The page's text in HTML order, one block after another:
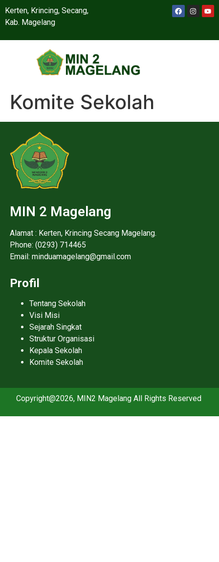
Kerten, Krincing, Secang,
Kab. Magelang
Komite Sekolah
MIN 2 Magelang
Alamat : Kerten, Krincing Secang Magelang.
Phone: (0293) 714465
Email: minduamagelang@gmail.com
Profil
Tentang Sekolah
Visi Misi
Sejarah Singkat
Struktur Organisasi
Kepala Sekolah
Komite Sekolah
Copyright@2026, MIN2 Magelang All Rights Reserved